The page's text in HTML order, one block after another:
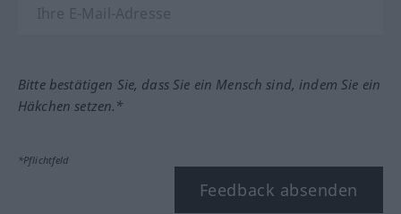
Bitte bestätigen Sie, dass Sie ein Mensch sind, indem Sie ein
Häkchen setzen.*
*Pflichtfeld
Feedback absenden